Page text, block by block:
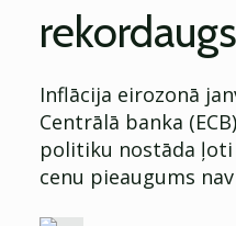
Inflācija eirozonā
Centrālā banka
politiku nostāda ļoti
cenu pieaugums